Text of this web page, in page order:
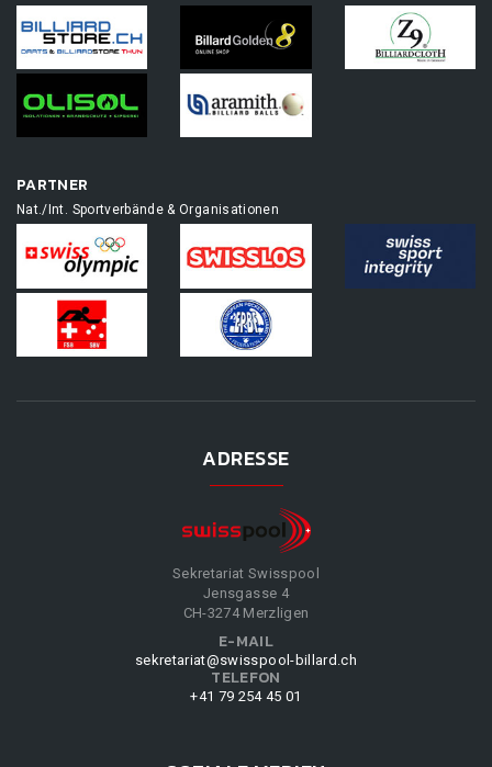
PARTNER
Nat./Int. Sportverbände & Organisationen
ADRESSE
Sekretariat Swisspool
Jensgasse 4
CH-3274 Merzligen
E-MAIL
sekretariat@swisspool-billard.ch
TELEFON
+41 79 254 45 01